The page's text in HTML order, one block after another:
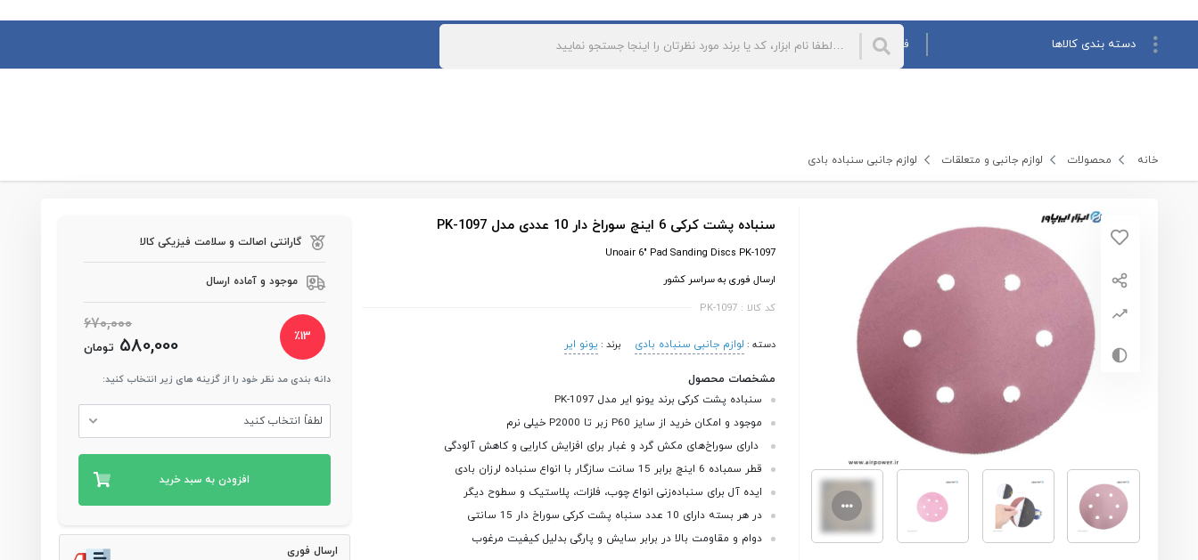
دسته بندی کالاها
ابزار های دستی
ابزار های برقی
چسب زن بادی
دمنده و مکنده بادی
فروش همکاری فروش شرکتی و سازمانی ارتباط با ما برند ها بلاگ
خانه محصولات لوازم جانبی و متعلقات لوازم جانبی سنباده بادی
سنباده پشت کرکی 6 اینچ سوراخ دار 10 عددی مدل PK-1097
Unoair 6" Pad Sanding Discs PK-1097
ارسال فوری به سراسر کشور
کد کالا : PK-1097
دسته : لوازم جانبی سنباده بادی برند : یونو ایر
مشخصات محصول
سنباده پشت کرکی برند یونو ایر مدل PK-1097
موجود و امکان خرید از سایز P60 زبر تا P2000 خیلی نرم
دارای سوراخ‌های مکش گرد و غبار برای افزایش کارایی و کاهش آلودگی
قطر سمباده 6 اینچ برابر 15 سانت سازگار با انواع سنباده لرزان بادی
ایده آل برای سنباده‌زنی انواع چوب، فلزات، پلاستیک و سطوح دیگر
در هر بسته دارای 10 عدد سنباه پشت کرکی سوراخ دار 15 سانتی
دوام و مقاومت بالا در برابر سایش و پارگی بدلیل کیفیت مرغوب
گارانتی اصالت و سلامت فیزیکی کالا
موجود و آماده ارسال
٪13
670,000
580,000 تومان
دانه بندی مد نظر خود را از گزینه های زیر انتخاب کنید:
لطفاً انتخاب کنید
افزودن به سبد خرید
ارسال فوری